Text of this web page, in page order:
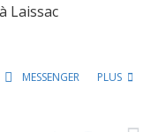
Laissac
MESSENGER PLUS